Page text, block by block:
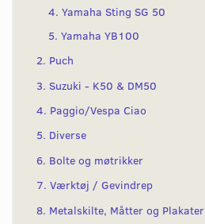
4. Yamaha Sting SG 50
5. Yamaha YB100
2. Puch
3. Suzuki - K50 & DM50
4. Paggio/Vespa Ciao
5. Diverse
6. Bolte og møtrikker
7. Værktøj / Gevindrep
8. Metalskilte, Måtter og Plakater